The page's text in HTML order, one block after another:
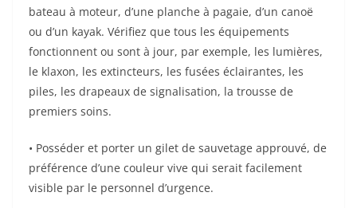
bateau à moteur, d’une planche à pagaie, d’un canoë
ou d’un kayak. Vérifiez que tous les équipements
fonctionnent ou sont à jour, par exemple, les lumières,
le klaxon, les extincteurs, les fusées éclairantes, les
piles, les drapeaux de signalisation, la trousse de
premiers soins.
• Posséder et porter un gilet de sauvetage approuvé, de
préférence d’une couleur vive qui serait facilement
visible par le personnel d’urgence.